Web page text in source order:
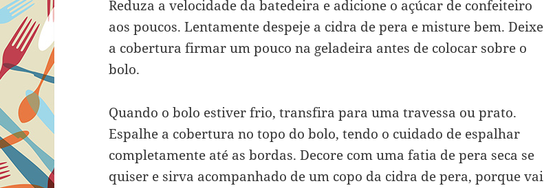
Reduza a velocidade da batedeira e adicione o açúcar de confeiteiro
aos poucos. Lentamente despeje a cidra de pera e misture bem. Deixe
a cobertura firmar um pouco na geladeira antes de colocar sobre o
bolo.
Quando o bolo estiver frio, transfira para uma travessa ou prato.
Espalhe a cobertura no topo do bolo, tendo o cuidado de espalhar
completamente até as bordas. Decore com uma fatia de pera seca se
quiser e sirva acompanhado de um copo da cidra de pera, porque vai